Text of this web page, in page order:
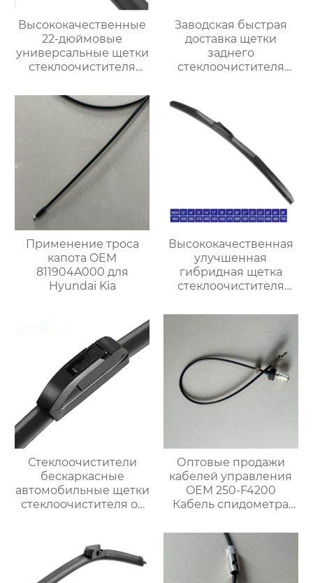
Высококачественные
22-дюймовые
универсальные щетки
стеклоочистителя
подходят для
Chevrolet Impala 2013-
Заводская быстрая
доставка щетки
заднего
стеклоочистителя
стеклоочистителя для
vw golf 7 щеток
заднего
стеклоочистителя
Применение троса
капота OEM
811904A000 для
Hyundai Kia
Высококачественная
улучшенная
гибридная щетка
стеклоочистителя
стеклоочиститель
Стеклоочистители
бескаркасные
автомобильные щетки
стеклоочистителя от
Оптовые продажи
кабелей управления
OEM 250-F4200
Кабель спидометра